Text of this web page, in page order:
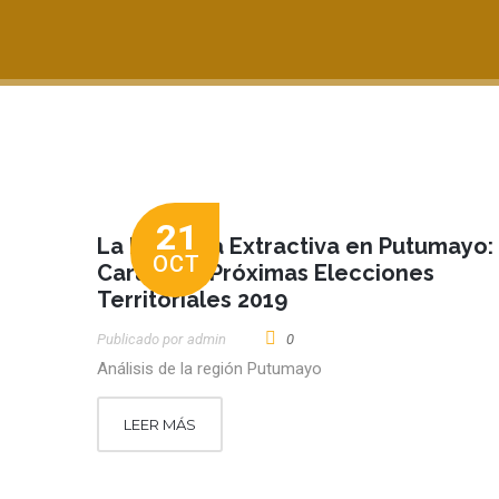
21
OCT
La Industria Extractiva en Putumayo:
Cara a las Próximas Elecciones
Territoriales 2019
Publicado por Admin 0
Análisis de la región Putumayo
LEER MÁS